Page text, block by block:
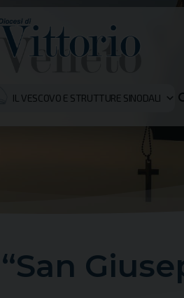
IL VESCOVO E STRUTTURE SINODALI